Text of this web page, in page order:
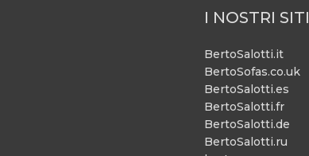
I NOSTRI SITI
BertoSalotti.it
BertoSofas.co.uk
BertoSalotti.es
BertoSalotti.fr
BertoSalotti.de
BertoSalotti.ru